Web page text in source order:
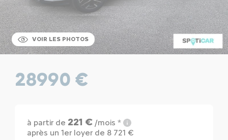
VOIR LES PHOTOS
28990 €
à partir de 221 €/mois *
après un 1er loyer de 8 721 €